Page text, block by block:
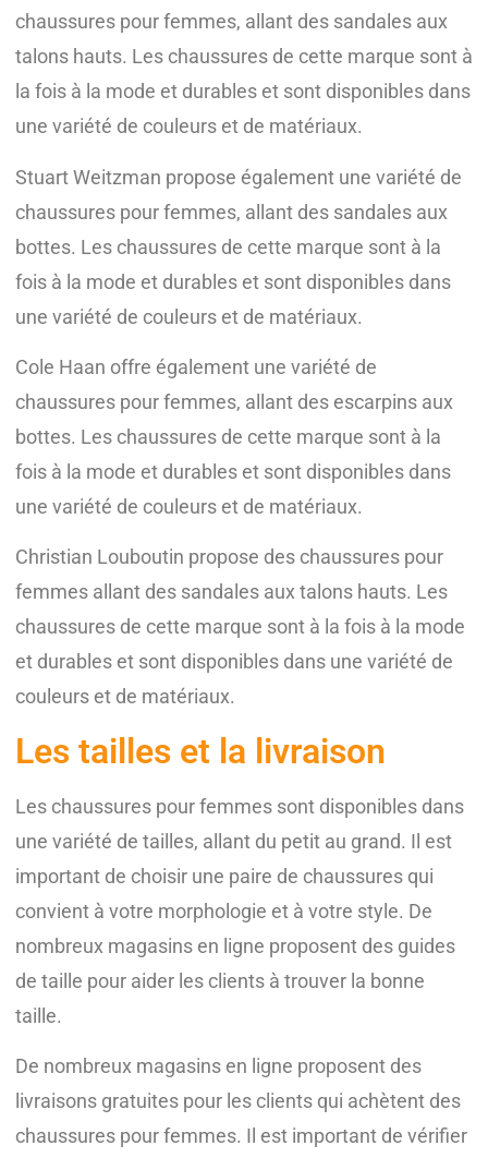
chaussures pour femmes, allant des sandales aux
talons hauts. Les chaussures de cette marque sont à
la fois à la mode et durables et sont disponibles dans
une variété de couleurs et de matériaux.
Stuart Weitzman propose également une variété de
chaussures pour femmes, allant des sandales aux
bottes. Les chaussures de cette marque sont à la
fois à la mode et durables et sont disponibles dans
une variété de couleurs et de matériaux.
Cole Haan offre également une variété de
chaussures pour femmes, allant des escarpins aux
bottes. Les chaussures de cette marque sont à la
fois à la mode et durables et sont disponibles dans
une variété de couleurs et de matériaux.
Christian Louboutin propose des chaussures pour
femmes allant des sandales aux talons hauts. Les
chaussures de cette marque sont à la fois à la mode
et durables et sont disponibles dans une variété de
couleurs et de matériaux.
Les tailles et la livraison
Les chaussures pour femmes sont disponibles dans
une variété de tailles, allant du petit au grand. Il est
important de choisir une paire de chaussures qui
convient à votre morphologie et à votre style. De
nombreux magasins en ligne proposent des guides
de taille pour aider les clients à trouver la bonne
taille.
De nombreux magasins en ligne proposent des
livraisons gratuites pour les clients qui achètent des
chaussures pour femmes. Il est important de vérifier